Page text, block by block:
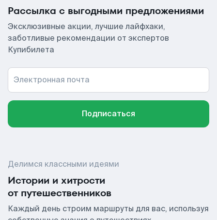
Рассылка с выгодными предложениями
Эксклюзивные акции, лучшие лайфхаки,
заботливые рекомендации от экспертов
Купибилета
Электронная почта
Подписаться
Делимся классными идеями
Истории и хитрости
от путешественников
Каждый день строим маршруты для вас, используя